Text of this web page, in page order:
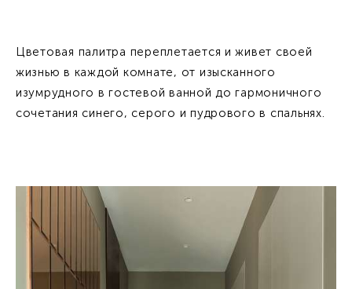
Цветовая палитра переплетается и живет своей
жизнью в каждой комнате, от изысканного
изумрудного в гостевой ванной до гармоничного
сочетания синего, серого и пудрового в спальнях.